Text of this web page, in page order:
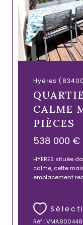
Hyères
CALME
PIÈCES
538 000 €
HYERES située
calme, cette
emplacement
Réf :